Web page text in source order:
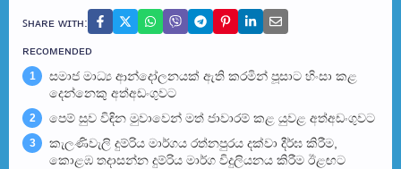
ꜱʜᴀʀᴇ ᴡɪᴛʜ:
ʀᴇᴄᴏᴍᴇɴᴅᴇᴅ
1
සමාජ මාධ්‍ය ආන්දෝලනයක් ඇති කරමින් පූසාට හිංසා කළ
දෙන්නෙකු අත්අඩංගුවට
2 පෙම් සුව විඳින මුවාවෙන් මත් ජාවාරම් කළ යුවළ අත්අඩංගුවට
3
කැලණිවැලි දුම්රිය මාර්ගය රත්නපුරය දක්වා දීර්ඝ කිරීම,
කොළඹ තදාසන්න දුම්රිය මාර්ග විදුලියනය කිරීම ඊළඟ​ට